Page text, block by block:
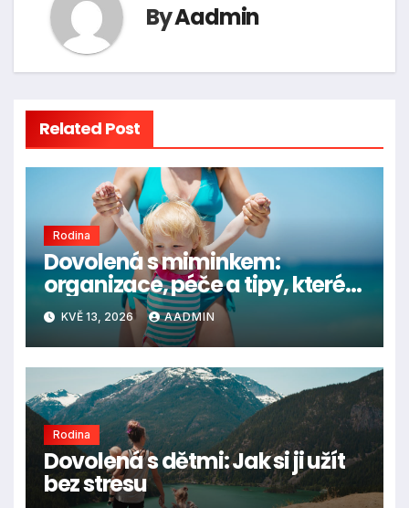
ByAadmin
Related Post
Rodina
Dovolená s miminkem:
organizace, péče a tipy, které
rozhodují
KVĚ 13, 2026 AADMIN
Rodina
Dovolená s dětmi: Jak si ji užít
bez stresu